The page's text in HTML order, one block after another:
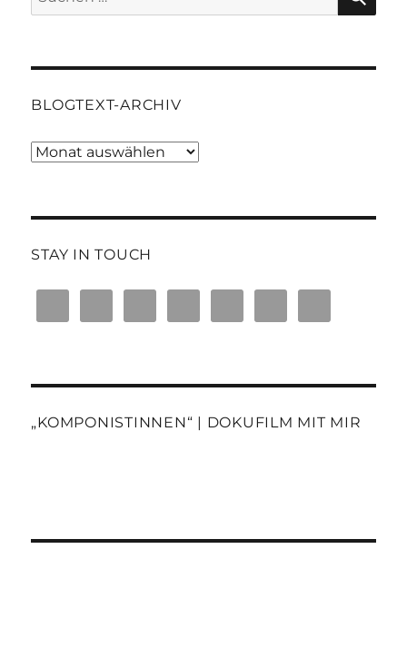
nach:
BLOGTEXT-ARCHIV
Blogtext-
STAY IN TOUCH
„KOMPONISTINNEN“ | DOKUFILM MIT MIR